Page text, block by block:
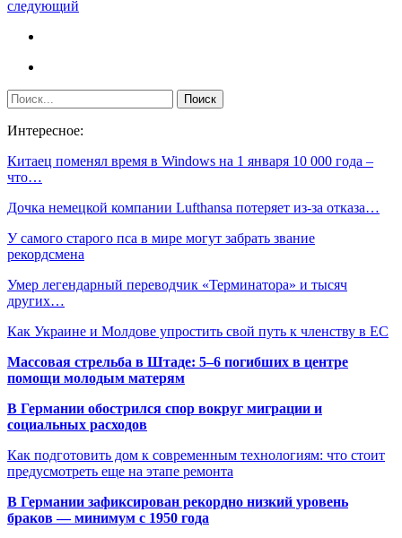
следующий
Интересное:
Китаец поменял время в Windows на 1 января 10 000 года –
что…
Дочка немецкой компании Lufthansa потеряет из-за отказа…
У самого старого пса в мире могут забрать звание
рекордсмена
Умер легендарный переводчик «Терминатора» и тысяч
других…
Как Украине и Молдове упростить свой путь к членству в ЕС
Массовая стрельба в Штаде: 5–6 погибших в центре
помощи молодым матерям
В Германии обострился спор вокруг миграции и
социальных расходов
Как подготовить дом к современным технологиям: что стоит
предусмотреть еще на этапе ремонта
В Германии зафиксирован рекордно низкий уровень
браков — минимум с 1950 года